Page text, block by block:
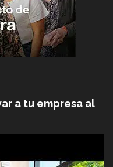
a tu empresa al